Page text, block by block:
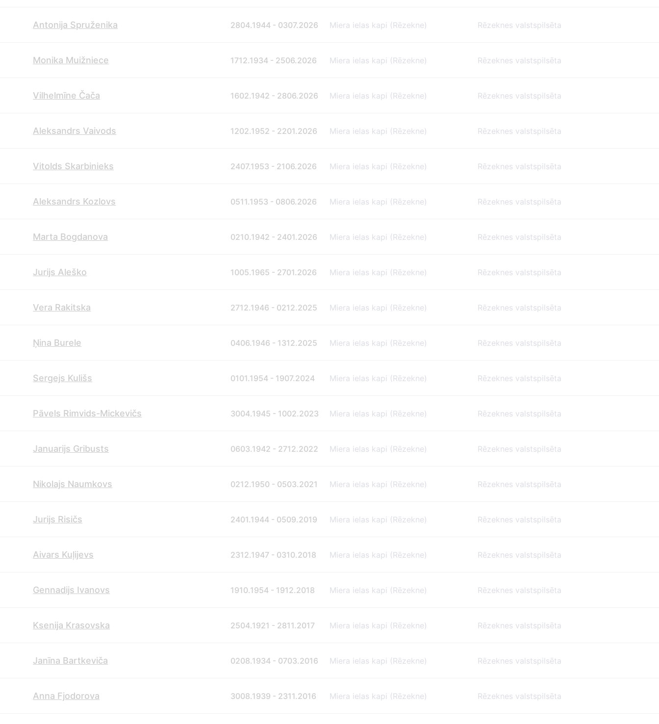
Antonija Spruženika 2804.1944 - 0307.2026 Miera ielas kapi (Rēzekne) Rēzeknes valstspilsēta
Monika Muižniece 1712.1934 - 2506.2026 Miera ielas kapi (Rēzekne) Rēzeknes valstspilsēta
Vilhelmīne Čača 1602.1942 - 2806.2026 Miera ielas kapi (Rēzekne) Rēzeknes valstspilsēta
Aleksandrs Vaivods 1202.1952 - 2201.2026 Miera ielas kapi (Rēzekne) Rēzeknes valstspilsēta
Vitolds Skarbinieks 2407.1953 - 2106.2026 Miera ielas kapi (Rēzekne) Rēzeknes valstspilsēta
Aleksandrs Kozlovs 0511.1953 - 0806.2026 Miera ielas kapi (Rēzekne) Rēzeknes valstspilsēta
Marta Bogdanova 0210.1942 - 2401.2026 Miera ielas kapi (Rēzekne) Rēzeknes valstspilsēta
Jurijs Aleško 1005.1965 - 2701.2026 Miera ielas kapi (Rēzekne) Rēzeknes valstspilsēta
Vera Rakitska 2712.1946 - 0212.2025 Miera ielas kapi (Rēzekne) Rēzeknes valstspilsēta
Ņina Burele 0406.1946 - 1312.2025 Miera ielas kapi (Rēzekne) Rēzeknes valstspilsēta
Sergejs Kulišs 0101.1954 - 1907.2024 Miera ielas kapi (Rēzekne) Rēzeknes valstspilsēta
Pāvels Rimvids-Mickevičs 3004.1945 - 1002.2023 Miera ielas kapi (Rēzekne) Rēzeknes valstspilsēta
Januarijs Gribusts 0603.1942 - 2712.2022 Miera ielas kapi (Rēzekne) Rēzeknes valstspilsēta
Nikolajs Naumkovs 0212.1950 - 0503.2021 Miera ielas kapi (Rēzekne) Rēzeknes valstspilsēta
Jurijs Risičs 2401.1944 - 0509.2019 Miera ielas kapi (Rēzekne) Rēzeknes valstspilsēta
Aivars Kuļijevs 2312.1947 - 0310.2018 Miera ielas kapi (Rēzekne) Rēzeknes valstspilsēta
Gennadijs Ivanovs 1910.1954 - 1912.2018 Miera ielas kapi (Rēzekne) Rēzeknes valstspilsēta
Ksenija Krasovska 2504.1921 - 2811.2017 Miera ielas kapi (Rēzekne) Rēzeknes valstspilsēta
Janīna Bartkeviča 0208.1934 - 0703.2016 Miera ielas kapi (Rēzekne) Rēzeknes valstspilsēta
Anna Fjodorova 3008.1939 - 2311.2016 Miera ielas kapi (Rēzekne) Rēzeknes valstspilsēta